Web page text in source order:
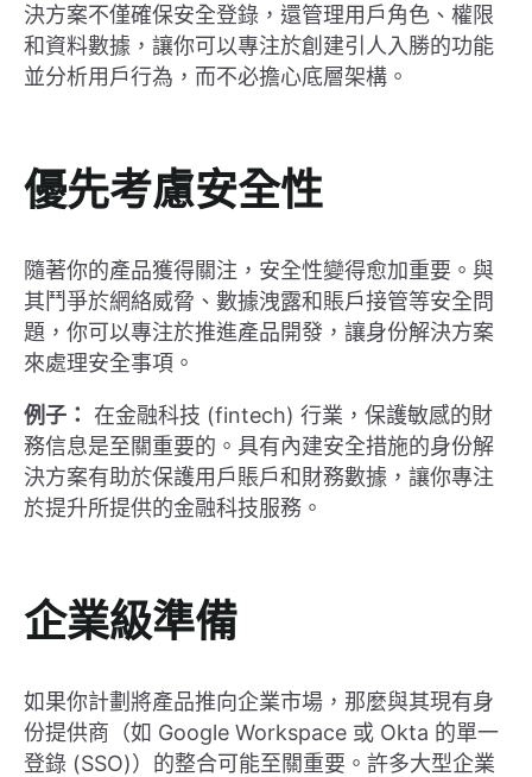
決方案不僅確保安全登錄，還管理用戶角色、權限
和資料數據，讓你可以專注於創建引人入勝的功能
並分析用戶行為，而不必擔心底層架構。
優先考慮安全性
隨著你的產品獲得關注，安全性變得愈加重要。與
其鬥爭於網絡威脅、數據洩露和賬戶接管等安全問
題，你可以專注於推進產品開發，讓身份解決方案
來處理安全事項。
例子： 在金融科技 (fintech) 行業，保護敏感的財
務信息是至關重要的。具有內建安全措施的身份解
決方案有助於保護用戶賬戶和財務數據，讓你專注
於提升所提供的金融科技服務。
企業級準備
如果你計劃將產品推向企業市場，那麼與其現有身
份提供商（如 Google Workspace 或 Okta 的單一
登錄 (SSO)）的整合可能至關重要。許多大型企業